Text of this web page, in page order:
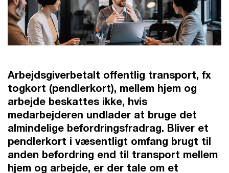
Arbejdsgiverbetalt offentlig transport, fx
togkort (pendlerkort), mellem hjem og
arbejde beskattes ikke, hvis
medarbejderen undlader at bruge det
almindelige befordrings­fradrag. Bliver et
pendlerkort i væsentligt omfang brugt til
anden befordring end til transport mellem
hjem og arbejde, er der tale om et